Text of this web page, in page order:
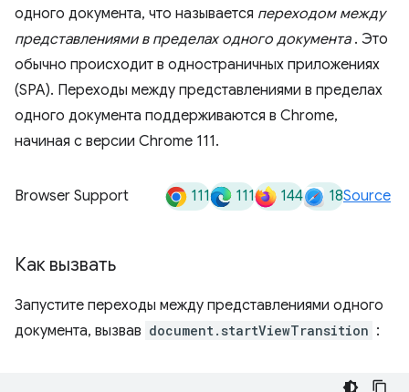
одного документа, что называется переходом между
представлениями в пределах одного документа. Это
обычно происходит в одностраничных приложениях
(SPA). Переходы между представлениями в пределах
одного документа поддерживаются в Chrome,
начиная с версии Chrome 111.
Browser Support 111 111 144 18Source
Как вызвать
Запустите переходы между представлениями одного
документа, вызвав document.startViewTransition :